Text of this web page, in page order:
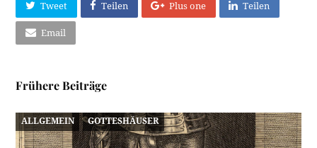
Tweet Teilen Plus one Teilen
Email
Frühere Beiträge
ALLGEMEIN GOTTESHÄUSER